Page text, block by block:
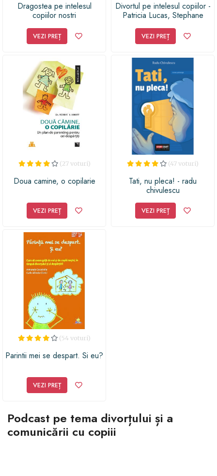
Dragostea pe intelesul
copiilor nostri
VEZI PREȚ
Divortul pe intelesul copiilor -
Patricia Lucas, Stephane
VEZI PREȚ
(27 voturi)
Doua camine, o copilarie
VEZI PREȚ
(47 voturi)
Tati, nu pleca! - radu
chivulescu
VEZI PREȚ
(54 voturi)
Parintii mei se despart. Si eu?
VEZI PREȚ
Podcast pe tema divorțului și a
comunicării cu copiii